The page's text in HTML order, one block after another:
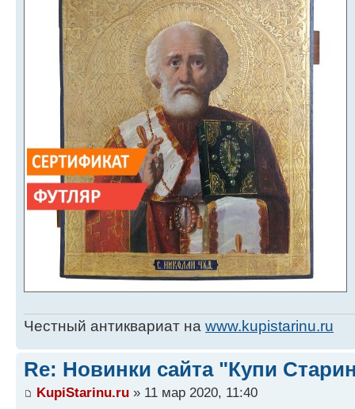
Честный антиквариат на www.kupistarinu.ru
Re: Новинки сайта "Купи
KupiStarinu.ru » 11 мар 2020, 11:40